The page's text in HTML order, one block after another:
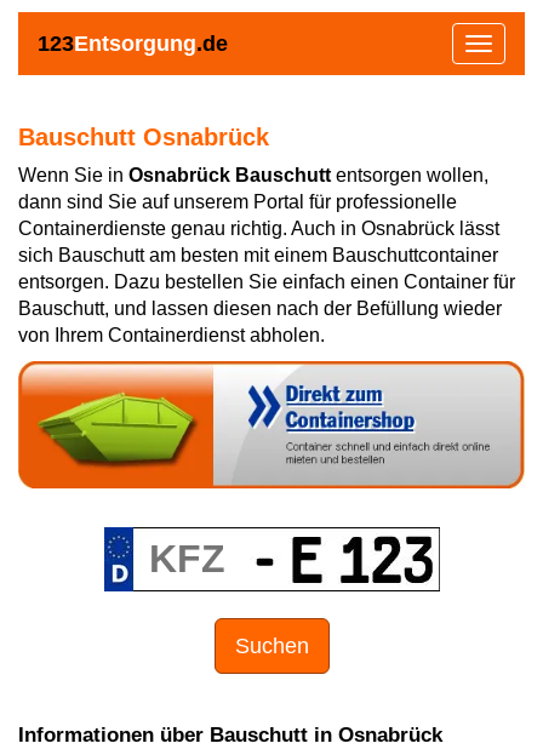
123Entsorgung.de
Toggle
Bauschutt Osnabrück
Wenn Sie in Osnabrück Bauschutt entsorgen wollen,
dann sind Sie auf unserem Portal für professionelle
Containerdienste genau richtig. Auch in Osnabrück lässt
sich Bauschutt am besten mit einem Bauschuttcontainer
entsorgen. Dazu bestellen Sie einfach einen Container für
Bauschutt, und lassen diesen nach der Befüllung wieder
von Ihrem Containerdienst abholen.
Suchen
Informationen über Bauschutt in Osnabrück